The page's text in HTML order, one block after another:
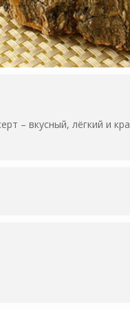
– вкусный, лёгкий и